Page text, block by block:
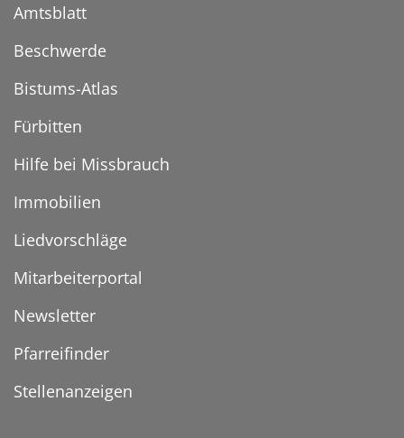
Amtsblatt
Beschwerde
Bistums-Atlas
Fürbitten
Hilfe bei Missbrauch
Immobilien
Liedvorschläge
Mitarbeiterportal
Newsletter
Pfarreifinder
Stellenanzeigen